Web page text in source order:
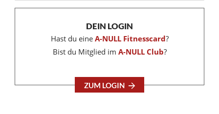
DEIN LOGIN
Hast du eine A-NULL Fitnesscard?
Bist du Mitglied im A-NULL Club?
ZUM LOGIN